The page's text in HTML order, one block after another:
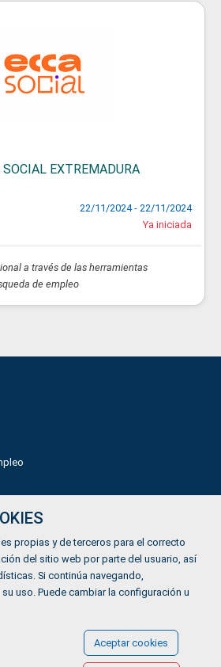
SOCIAL EXTREMADURA
22/11/2024 - 22/11/2024
Ya iniciada
a través de las herramientas
de empleo
propias y de terceros para el correcto
del sitio web por parte del usuario, así
Si continúa navegando,
uso. Puede cambiar la configuración u
Aceptar cookies